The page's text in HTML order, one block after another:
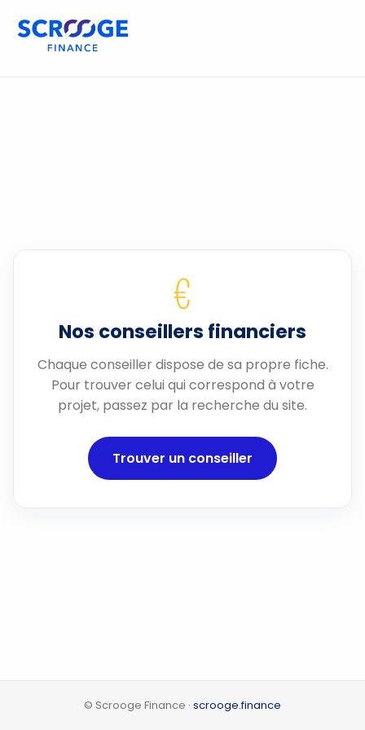
€
Nos conseillers financiers
Chaque conseiller dispose de sa propre fiche.
Pour trouver celui qui correspond à votre
projet, passez par la recherche du site.
Trouver un conseiller
© Scrooge Finance · scrooge.finance